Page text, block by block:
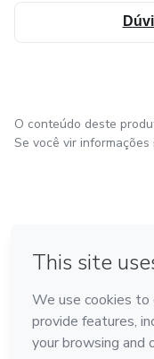
O conteúdo deste
Se você vir informações
Feito com ❤
em Belo